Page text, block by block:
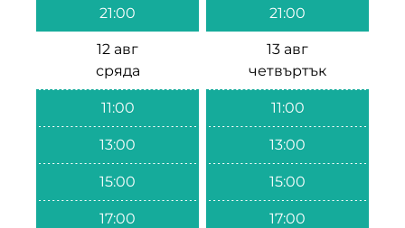
21:00 21:00
12 авг
сряда
11:00
13:00
15:00
17:00
13 авг
четвъртък
11:00
13:00
15:00
17:00